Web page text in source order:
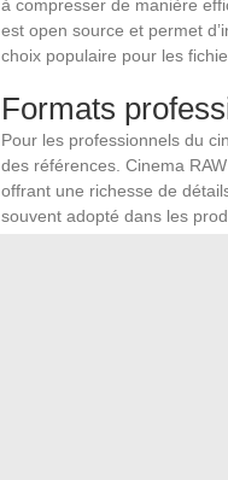
à compresser de manière
est open source et permet
choix populaire pour les
Formats
Pour les professionnels du
des références. Cinema
offrant une richesse de
souvent adopté dans les